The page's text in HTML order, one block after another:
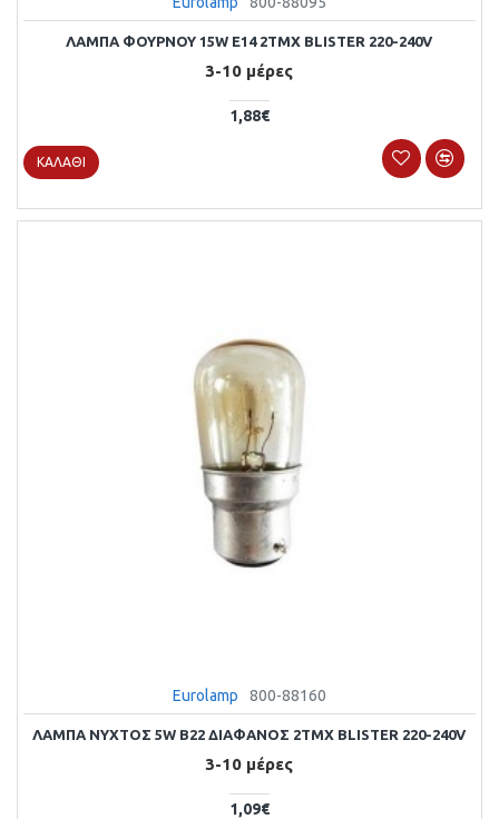
ΛΑΜΠΑ ΦΟΥΡΝΟΥ 15W E14 2ΤΜΧ BLISTER 220-240V
3-10 μέρες
1,88€
ΚΑΛΆΘΙ
Eurolamp 800-88160
ΛΑΜΠΑ ΝΥΧΤΟΣ 5W Β22 ΔΙΑΦΑΝΟΣ 2ΤΜΧ BLISTER 220-240V
3-10 μέρες
1,09€